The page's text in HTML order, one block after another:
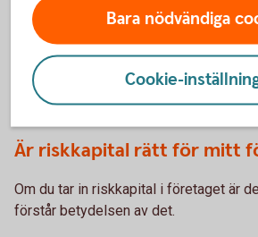
vanligare de senaste åren. Istället för
investerare går in med en stor summa
en större grupp individer med mindre
till att finansiera företaget. Oftast sker
crowdfunding-plattformar.
Är riskkapital rätt för mitt
Om du tar in riskkapital i företaget är
förstår betydelsen av det.
Bara nödvändiga
Cookie-